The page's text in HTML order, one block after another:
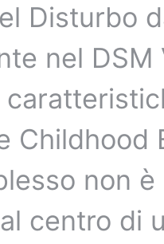
Disturbo
nel
non
centro